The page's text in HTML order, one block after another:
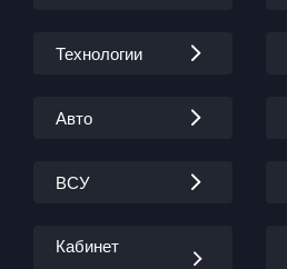
Технологии
Авто
ВСУ
Кабинет